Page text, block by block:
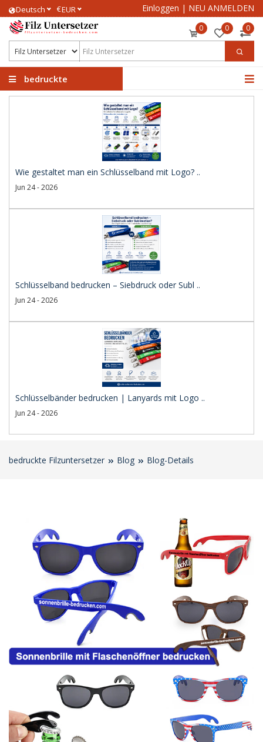
Deutsch €EUR Einloggen | NEU ANMELDEN
0 0 0
bedruckte
Wie gestaltet man ein Schlüsselband mit Logo? ..
Jun 24 - 2026
Schlüsselband bedrucken – Siebdruck oder Subl ..
Jun 24 - 2026
Schlüsselbänder bedrucken | Lanyards mit Logo ..
Jun 24 - 2026
bedruckte Filzuntersetzer Blog Blog-Details